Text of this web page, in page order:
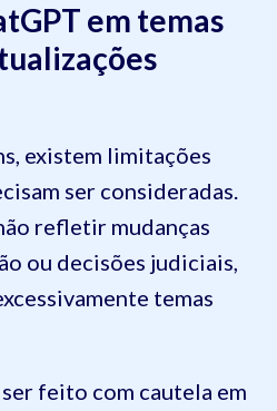
em temas
existem limitações
ser consideradas.
refletir mudanças
ou decisões judiciais,
temas
feito com cautela em